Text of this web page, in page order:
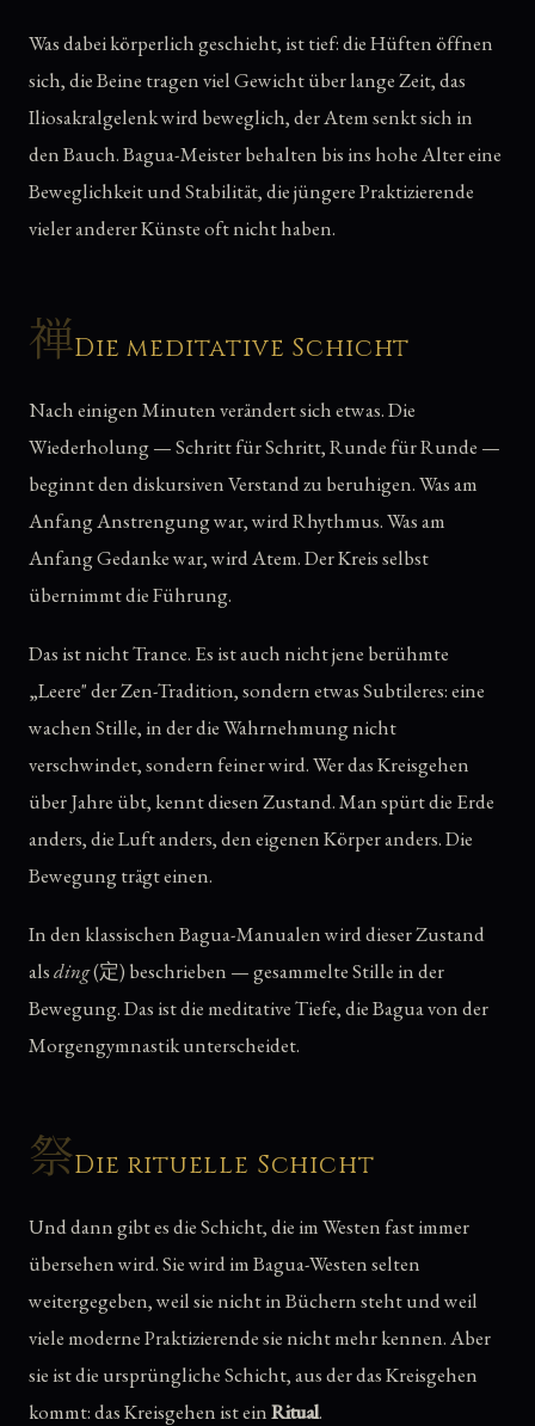
Was dabei körperlich geschieht, ist tief: die Hüften öffnen
sich, die Beine tragen viel Gewicht über lange Zeit, das
Iliosakralgelenk wird beweglich, der Atem senkt sich in
den Bauch. Bagua-Meister behalten bis ins hohe Alter eine
Beweglichkeit und Stabilität, die jüngere Praktizierende
vieler anderer Künste oft nicht haben.
禅Die meditative Schicht
Nach einigen Minuten verändert sich etwas. Die
Wiederholung — Schritt für Schritt, Runde für Runde —
beginnt den diskursiven Verstand zu beruhigen. Was am
Anfang Anstrengung war, wird Rhythmus. Was am
Anfang Gedanke war, wird Atem. Der Kreis selbst
übernimmt die Führung.
Das ist nicht Trance. Es ist auch nicht jene berühmte
„Leere" der Zen-Tradition, sondern etwas Subtileres: eine
wachen Stille, in der die Wahrnehmung nicht
verschwindet, sondern feiner wird. Wer das Kreisgehen
über Jahre übt, kennt diesen Zustand. Man spürt die Erde
anders, die Luft anders, den eigenen Körper anders. Die
Bewegung trägt einen.
In den klassischen Bagua-Manualen wird dieser Zustand
alsding(定) beschrieben — gesammelte Stille in der
Bewegung. Das ist die meditative Tiefe, die Bagua von der
Morgengymnastik unterscheidet.
祭Die rituelle Schicht
Und dann gibt es die Schicht, die im Westen fast immer
übersehen wird. Sie wird im Bagua-Westen selten
weitergegeben, weil sie nicht in Büchern steht und weil
viele moderne Praktizierende sie nicht mehr kennen. Aber
sie ist die ursprüngliche Schicht, aus der das Kreisgehen
kommt: das Kreisgehen ist einRitual.